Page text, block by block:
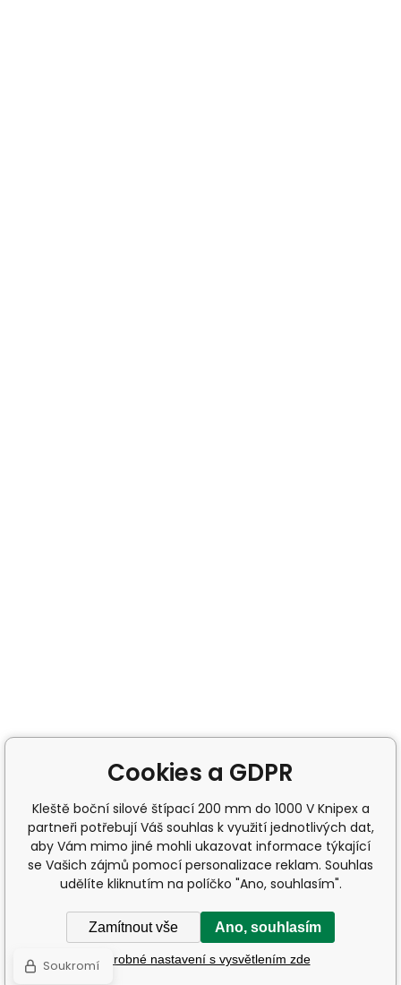
Cookies a GDPR
Kleště boční silové štípací 200 mm do 1000 V Knipex a
partneři potřebují Váš souhlas k využití jednotlivých dat,
aby Vám mimo jiné mohli ukazovat informace týkající
se Vašich zájmů pomocí personalizace reklam. Souhlas
udělíte kliknutím na políčko "Ano, souhlasím".
Zamítnout vše Ano, souhlasím
Podrobné nastavení s vysvětlením zde
Soukromí